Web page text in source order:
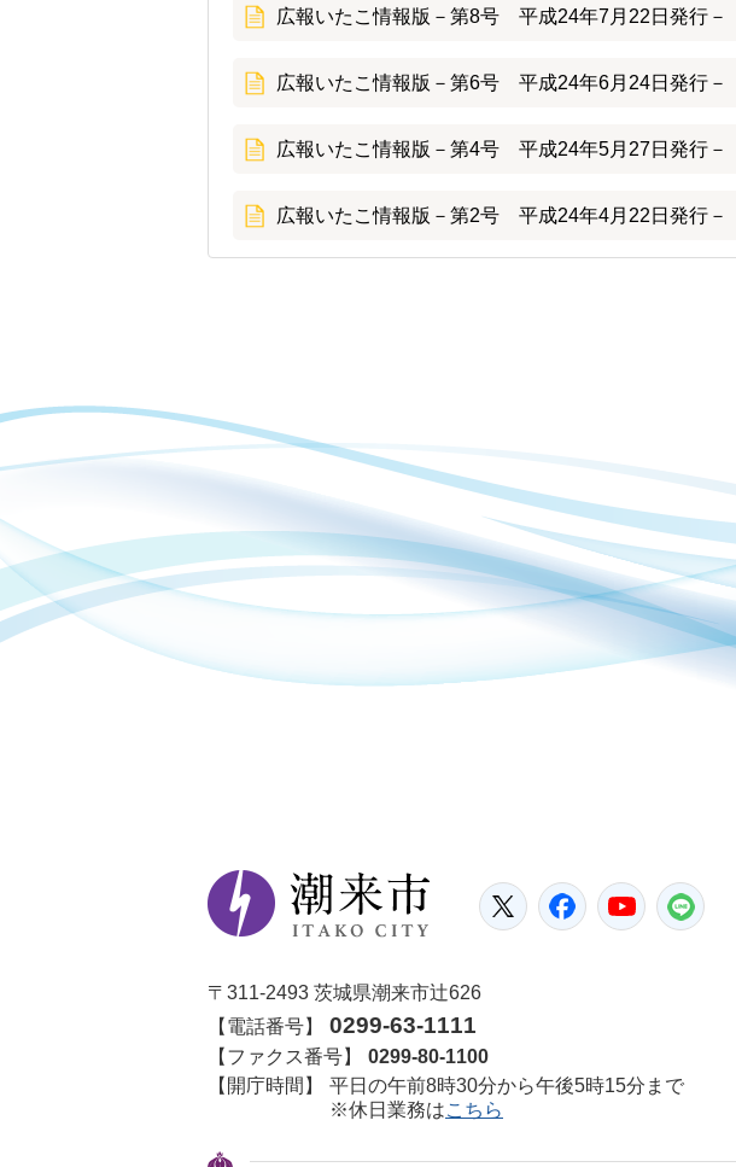
広報いたこ情報版－第8号 平成24年7月22日発行－
広報いたこ情報版－第6号 平成24年6月24日発行－
広報いたこ情報版－第4号 平成24年5月27日発行－
広報いたこ情報版－第2号 平成24年4月22日発行－
潮来市
Twitter FacebookYouTube
〒311-2493 茨城県潮来市辻626
【電話番号】
0299-63-1111
【ファクス番号】
0299-80-1100
【開庁時間】
平日の午前8時30分から午後5時15分まで
※休日業務はこちら